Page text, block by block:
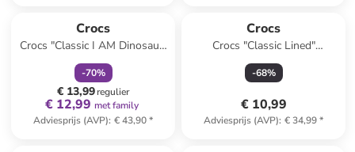
Crocs
Crocs "Classic I AM Dinosaur"
groen
-70%
€ 13,99regulier
€ 12,99 met family
Adviesprijs (AVP): € 43,90*
Crocs
Crocs "Classic Lined"
donkerblauw
-68%
€ 10,99
Adviesprijs (AVP): € 34,99*